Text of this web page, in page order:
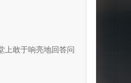
上敢于响亮地回答问